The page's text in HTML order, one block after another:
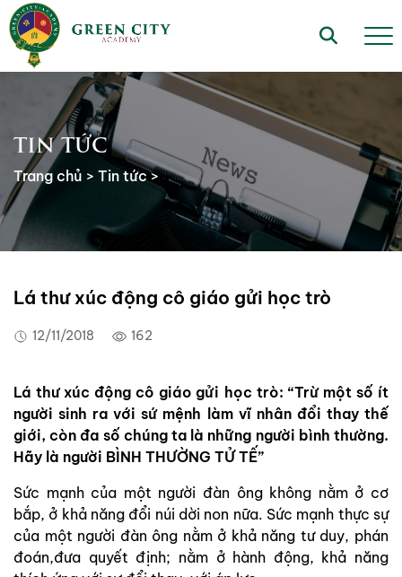
TIN TỨC
Trang chủ > Tin tức>
Lá thư xúc động cô giáo gửi học trò
12/11/2018 162
Lá thư xúc động cô giáo gửi học trò: “Trừ một số ít
người sinh ra với sứ mệnh làm vĩ nhân đổi thay thế
giới, còn đa số chúng ta là những người bình thường.
Hãy là người BÌNH THƯỜNG TỬ TẾ”
Sức mạnh của một người đàn ông không nằm ở cơ
bắp, ở khả năng đổi núi dời non nữa. Sức mạnh thực sự
của một người đàn ông nằm ở khả năng tư duy, phán
đoán,đưa quyết định; nằm ở hành động, khả năng